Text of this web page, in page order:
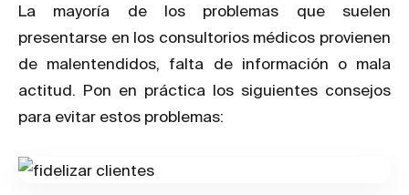
La mayoría de los problemas que suelen
presentarse en los consultorios médicos provienen
de malentendidos, falta de información o mala
actitud. Pon en práctica los siguientes consejos
para evitar estos problemas: